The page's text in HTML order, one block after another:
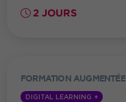
2 JOURS
FORMATION AUGMENTÉE
DIGITAL LEARNING +